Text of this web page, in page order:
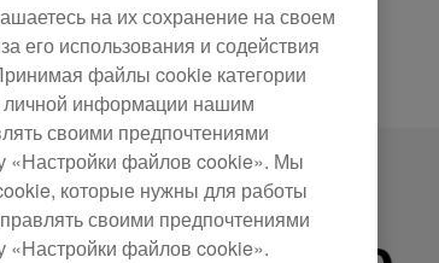
на их сохранение на своем
его использования и содействия
файлы cookie категории
личной информации нашим
своими предпочтениями
«Настройки файлов cookie». Мы
которые нужны для работы
своими предпочтениями
«Настройки файлов cookie».